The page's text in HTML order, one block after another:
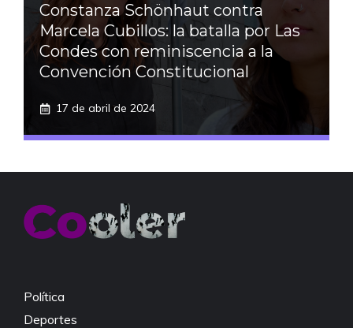
Constanza Schönhaut contra
Marcela Cubillos: la batalla por Las
Condes con reminiscencia a la
Convención Constitucional
17 de abril de 2024
Política
Deportes